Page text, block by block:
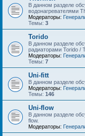
В данном разделе
водонагревателями
Модераторы:
Темы: 3
Torido
В данном разделе
радиаторами Torido /
Модераторы:
Темы: 7
Uni-fitt
В данном разделе
Модераторы:
Темы: 146
Uni-flow
В данном разделе
flow.
Модераторы: